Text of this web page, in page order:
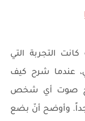
التجربة التي
عندما شرح كيف
صوت أي شخص
وأوضح أنّ بضع